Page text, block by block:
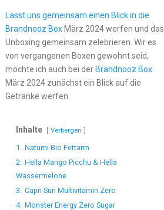
Lasst uns gemeinsam einen Blick in die
Brandnooz BoxMärz 2024 werfen und das
Unboxing gemeinsam zelebrieren. Wir es
von vergangenen Boxen gewohnt seid,
möchte ich auch bei derBrandnooz Box
März 2024 zunächst ein Blick auf die
Getränke werfen.
Inhalte Verbergen
1.
Natumi Bio Fettarm
2. Hella Mango Picchu & Hella
Wassermelone
3. Capri-Sun Multivitamin Zero
4. Monster Energy Zero Sugar